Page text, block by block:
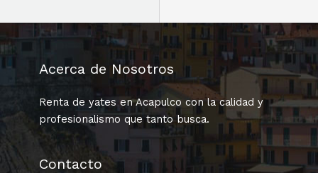
Acerca de Nosotros
Renta de yates en Acapulco con la calidad y
profesionalismo que tanto busca.
Contacto